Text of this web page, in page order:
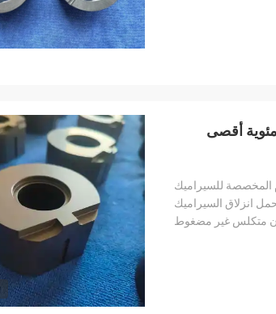
ذو الحجم المخصص مع 1650 درجة مئوية أقصى
المخصصة للسيراميك
انزلاق السيراميك
متكلس غير مضغوط